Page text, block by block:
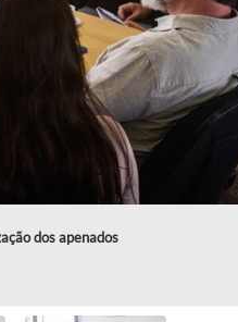
dos apenados